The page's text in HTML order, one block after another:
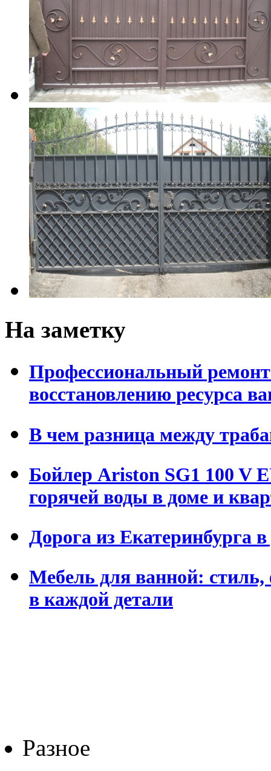
На заметку
Профессиональный ремонт
восстановлению ресурса
В чем разница между
Бойлер Ariston SG1 100 V
горячей воды в доме и
Дорога из Екатеринбурга
Мебель для ванной: стиль,
в каждой детали
Разное